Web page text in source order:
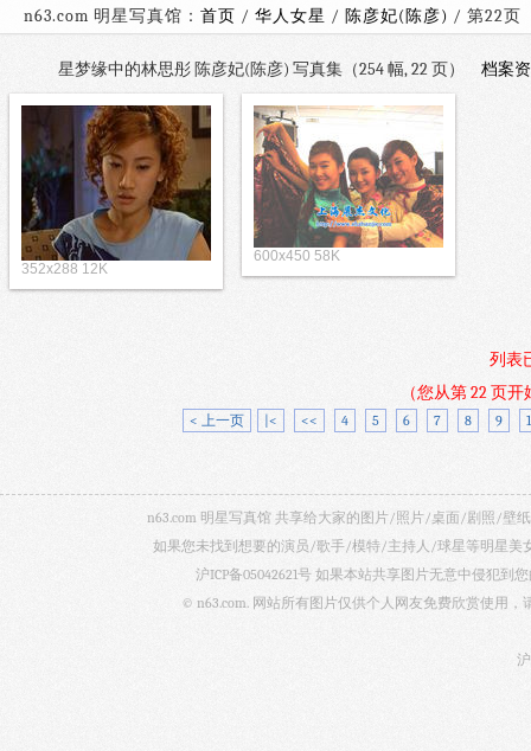
n63.com 明星写真馆： 首页 / 华人女星 / 陈彦妃(陈彦) /
星梦缘中的林思彤 陈彦妃(陈彦) 写真集（254 幅, 22 页） 档案
352x288 12K
600x450 58K
列表
（您从第 22 页
< 上一页 |< << 4 5 6 7 8 9
n63.com 明星写真馆 共享给大家的图片/照片/桌面/剧照/壁
如果您未找到想要的演员/歌手/模特/主持人/球星等明星美
沪ICP备05042621号 如果本站共享图片无意中侵犯到
© n63.com. 网站所有图片仅供个人网友免费欣赏使用